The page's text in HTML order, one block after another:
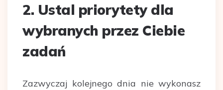
2. Ustal priorytety dla
wybranych przez Ciebie
zadań
Zazwyczaj kolejnego dnia nie wykonasz